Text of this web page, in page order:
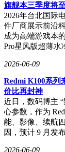
旗舰本三季度将
2026年台北国际
件厂商展示前沿
成为高端游戏本
Pro星风版超薄
2026-06-09
Redmi K100系列
价比再封神
近日，数码博主
心参数，作为
能、影像、续航
因，预计 9 月发
2026-06-09